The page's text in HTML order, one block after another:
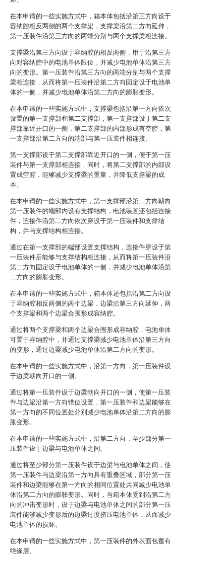
在本申请的一些实施方式中，箱本体包括沿第三方向设于
容纳腔相反两侧的两个支撑梁，支撑梁沿第二方向延伸，
第一压装件沿第三方向的两端分别与两个支撑梁相连接。
支撑梁沿第三方向设于容纳腔的相反两侧，用于沿第三方
向对容纳腔中的电池单体限位，并减少电池单体沿第三方
向的变形。第一压装件沿第三方向的两端分别与两个支撑
梁相连接，从而将第一压装件沿第二方向固定设于电池单
体的一侧，并减少电池单体沿第二方向的膨胀变形。
在本申请的一些实施方式中，支撑梁包括沿第一方向依次
设置的第一支撑部和第二支撑部，第一支撑部设于第二支
撑部靠近开口的一侧，第二支撑部的内部形成有空腔，第
一支撑部沿第二方向的端部与第一压装件相连接。
第一支撑部设于第二支撑部靠近开口的一侧，便于第一压
装件与第一支撑部相连接，同时，将第二支撑部的内部设
置成空腔，能够减少支撑梁的重量，并降低支撑梁的成
本。
在本申请的一些实施方式中，第一支撑部沿第二方向朝向
第一压装件的端部内设有支撑结构，电池装置还包括连接
件，连接件沿第二方向依次穿设于第一压装件和支撑结
构，并与支撑结构相连接。
通过在第一支撑部的端部设置支撑结构，连接件穿设于第
一压装件后能够与支撑结构相连接，从而将第一压装件沿
第二方向固定设于电池单体的一侧，并减少电池单体沿第
二方向的膨胀变形。
在本申请的一些实施方式中，箱本体还包括沿第二方向设
于容纳腔相反两侧的两个边梁，边梁沿第三方向延伸，两
个支撑梁和两个边梁合围形成容纳腔。
通过将两个支撑梁和两个边梁合围形成容纳腔，电池单体
可置于容纳腔中，并通过支撑梁减少电池单体沿第三方向
的变形，通过边梁减少电池单体沿第二方向的变形。
在本申请的一些实施方式中，沿第一方向，第一压装件设
于边梁朝向开口的一侧。
通过将第一压装件设于边梁朝向开口的一侧，使第一压装
件与边梁沿第一方向错位设置，第一压装件和边梁能够在
第一方向的不同位置处分别减少电池单体沿第二方向的膨
胀变形。
在本申请的一些实施方式中，沿第二方向，至少部分第一
压装件设于边梁与电池单体之间。
通过将至少部分第一压装件设于边梁与电池单体之间，使
第一压装件与边梁沿第一方向具有重叠区域，部分第一压
装件和边梁能够在第一方向的相同位置处共同减少电池单
体沿第二方向的膨胀变形。同时，当箱本体受到沿第二方
向的冲击变形时，设于边梁与电池单体之间的部分第一压
装件能够减少变形后的边梁过度挤压电池单体，从而减少
电池单体的损坏。
在本申请的一些实施方式中，第一压装件的外表面包覆有
绝缘层。